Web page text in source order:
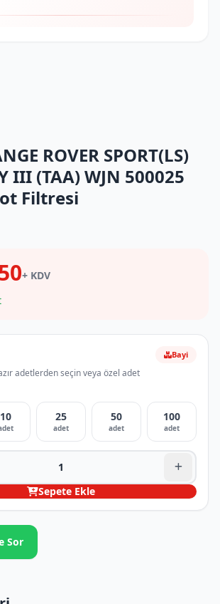
ROVER SPORT(LS)
III (TAA) WJN 500025
Filtresi
+ KDV
adetlerden seçin veya özel adet
Bayi
10 25
adet
50
adet
100
adet
Sepete Ekle
Sor